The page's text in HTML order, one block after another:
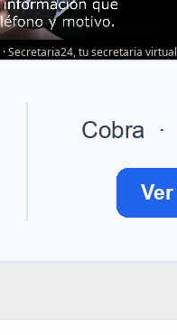
·Secretaria24, tu secretaria virtual